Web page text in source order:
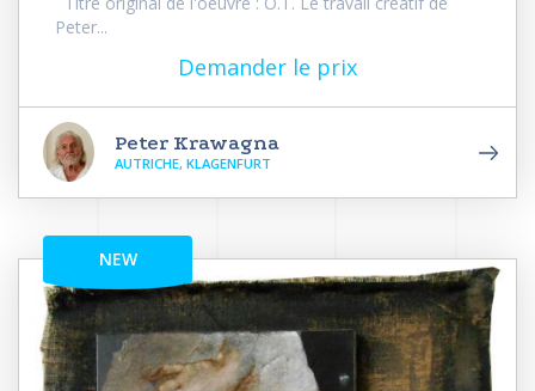
Peter...
Demander le prix
Peter Krawagna
AUTRICHE, KLAGENFURT
NEW